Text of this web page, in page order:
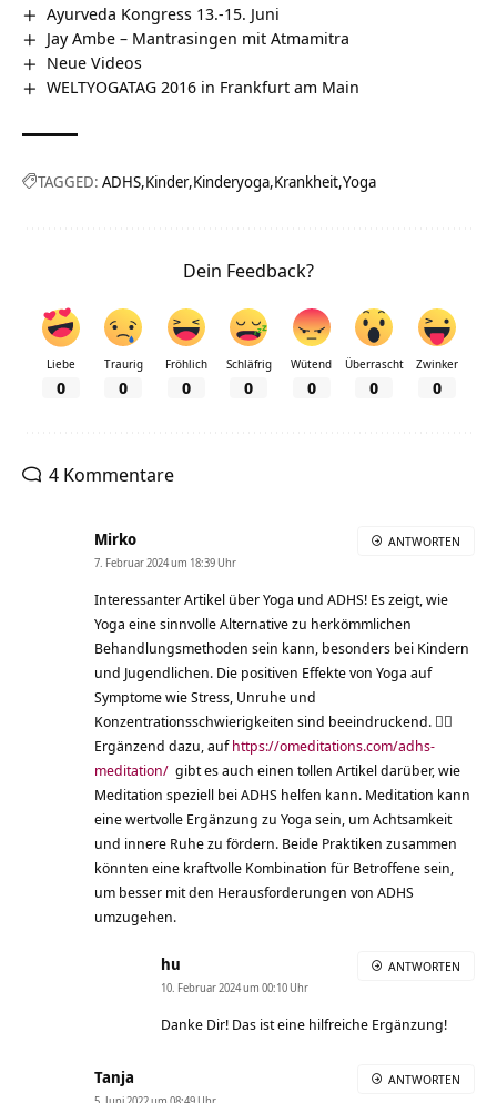
Ayurveda Kongress 13.-15. Juni
Jay Ambe – Mantrasingen mit Atmamitra
Neue Videos
WELTYOGATAG 2016 in Frankfurt am Main
TAGGED: ADHS Kinder Kinderyoga Krankheit Yoga
Dein Feedback?
Liebe
0
Traurig
0
Fröhlich
0
Schläfrig
0
Wütend
0
Überrascht
0
Zwinker
0
4 Kommentare
Mirko
7. Februar 2024 um 18:39 Uhr
Interessanter Artikel über Yoga und ADHS! Es zeigt, wie
Yoga eine sinnvolle Alternative zu herkömmlichen
Behandlungsmethoden sein kann, besonders bei Kindern
und Jugendlichen. Die positiven Effekte von Yoga auf
Symptome wie Stress, Unruhe und
Konzentrationsschwierigkeiten sind beeindruckend. 🧘‍♂️
Ergänzend dazu, aufhttps://omeditations.com/adhs-
meditation/ gibt es auch einen tollen Artikel darüber, wie
Meditation speziell bei ADHS helfen kann. Meditation kann
eine wertvolle Ergänzung zu Yoga sein, um Achtsamkeit
und innere Ruhe zu fördern. Beide Praktiken zusammen
könnten eine kraftvolle Kombination für Betroffene sein,
um besser mit den Herausforderungen von ADHS
umzugehen.
ANTWORTEN
hu
10. Februar 2024 um 00:10 Uhr
Danke Dir! Das ist eine hilfreiche Ergänzung!
ANTWORTEN
Tanja ANTWORTEN